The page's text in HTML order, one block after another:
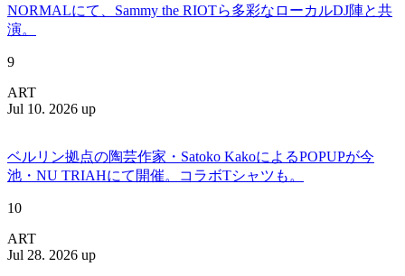
NORMALにて、Sammy the RIOTら多彩なローカルDJ陣と共
演。
9
ART
Jul 10. 2026 up
ベルリン拠点の陶芸作家・Satoko KakoによるPOPUPが今
池・NU TRIAHにて開催。コラボTシャツも。
10
ART
Jul 28. 2026 up